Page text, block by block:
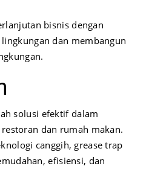
bisnis dengan
dan membangun
solusi efektif dalam
dan rumah makan.
canggih, grease trap
efisiensi, dan